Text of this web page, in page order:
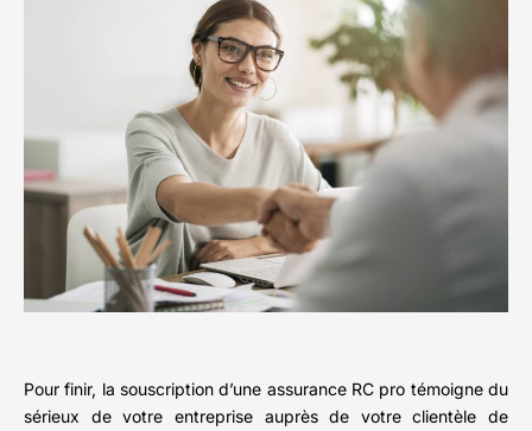
Pour finir, la souscription d’une assurance RC pro témoigne du
sérieux de votre entreprise auprès de votre clientèle de